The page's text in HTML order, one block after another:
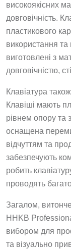
високоякісних
довговічність.
пластикового
використання та
виготовлені з
довговічністю,
Клавіатура
Клавіші мають
рівнем опору та
оснащена
відчуттям та
забезпечують
робить
проводять
Загалом,
HHKB
вибором для
та візуально